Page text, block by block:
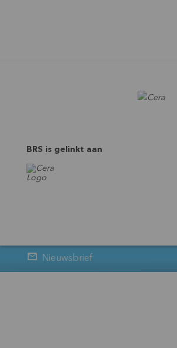
BRS is gelinkt aan
Nieuwsbrief